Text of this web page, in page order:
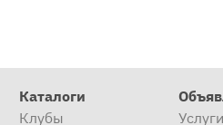
Каталоги
Клубы
Услуги